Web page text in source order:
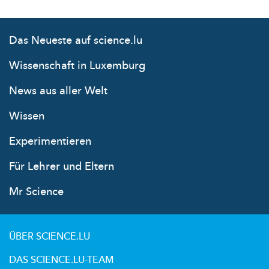
Das Neueste auf science.lu
Wissenschaft in Luxemburg
News aus aller Welt
Wissen
Experimentieren
Für Lehrer und Eltern
Mr Science
ÜBER SCIENCE.LU
DAS SCIENCE.LU-TEAM